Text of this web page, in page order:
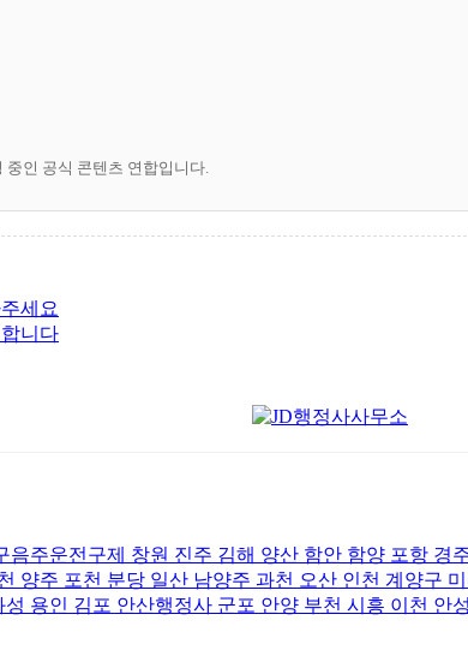
인 공식 콘텐츠 연합입니다.
세요
니다
주운전구제 창원 진주 김해 양산 함안 함양 포항 경
양주 포천 분당 일산 남양주 과천 오산 인천 계양구
용인 김포 안산행정사 군포 안양 부천 시흥 이천 안